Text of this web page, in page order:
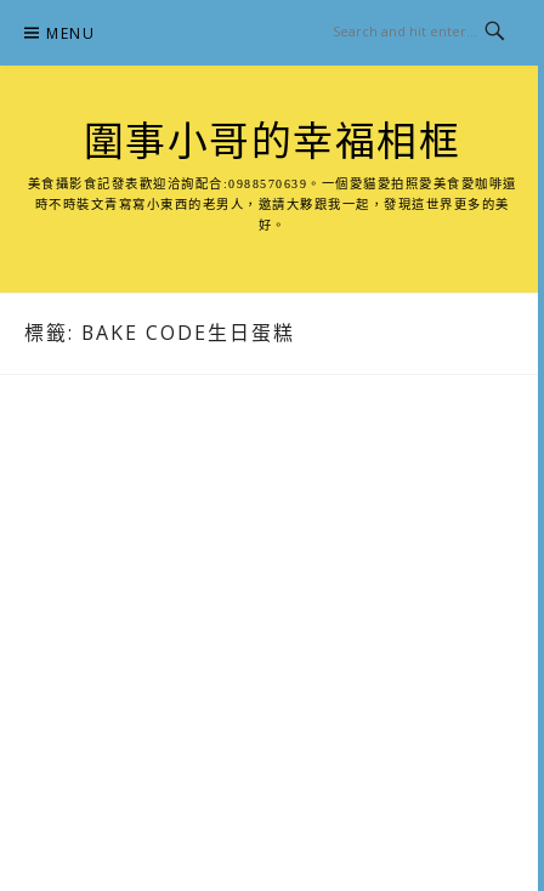
content
MENU
圍事小哥的幸福相框
美食攝影食記發表歡迎洽詢配合:0988570639。一個愛貓愛拍照愛美食愛咖啡還
時不時裝文青寫寫小東西的老男人，邀請大夥跟我一起，發現這世界更多的美
好。
標籤: BAKE CODE生日蛋糕